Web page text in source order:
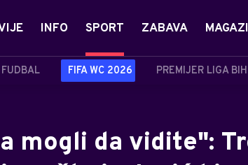
INFO SPORT
FUDBAL FIFA WC 2026 PREMIJER LIGA BIH
ZABAVA
mogli da vidite":